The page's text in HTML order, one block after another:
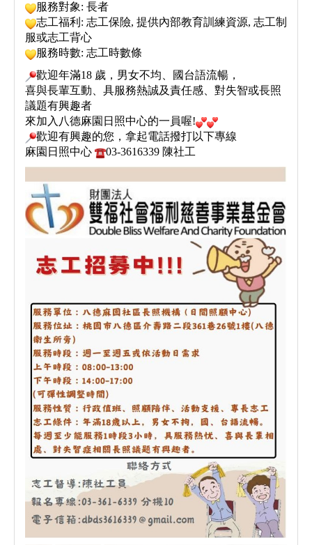
服務對象: 長者
志工福利: 志工保險, 提供內部教育訓練資源, 志工制
服或志工背心
服務時數: 志工時數條
歡迎年滿18 歲，男女不均、國台語流暢，
喜與長輩互動、具服務熱誠及責任感、對失智或長照
議題有興趣者
來加入八德麻園日照中心的一員喔!
歡迎有興趣的您，拿起電話撥打以下專線
麻園日照中心
03-3616339 陳社工